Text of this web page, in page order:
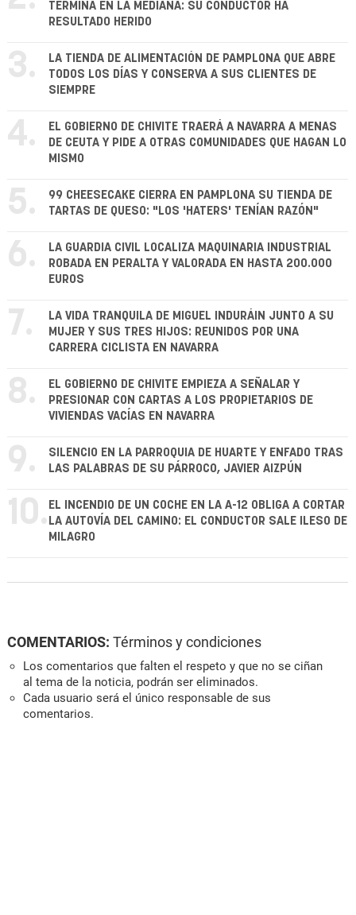
TERMINA EN LA MEDIANA: SU CONDUCTOR HA
RESULTADO HERIDO
3.
LA TIENDA DE ALIMENTACIÓN DE PAMPLONA QUE ABRE
TODOS LOS DÍAS Y CONSERVA A SUS CLIENTES DE
SIEMPRE
4.
EL GOBIERNO DE CHIVITE TRAERÁ A NAVARRA A MENAS
DE CEUTA Y PIDE A OTRAS COMUNIDADES QUE HAGAN LO
MISMO
5.
99 CHEESECAKE CIERRA EN PAMPLONA SU TIENDA DE
TARTAS DE QUESO: "LOS 'HATERS' TENÍAN RAZÓN"
6.
LA GUARDIA CIVIL LOCALIZA MAQUINARIA INDUSTRIAL
ROBADA EN PERALTA Y VALORADA EN HASTA 200.000
EUROS
7.
LA VIDA TRANQUILA DE MIGUEL INDURÁIN JUNTO A SU
MUJER Y SUS TRES HIJOS: REUNIDOS POR UNA
CARRERA CICLISTA EN NAVARRA
8.
EL GOBIERNO DE CHIVITE EMPIEZA A SEÑALAR Y
PRESIONAR CON CARTAS A LOS PROPIETARIOS DE
VIVIENDAS VACÍAS EN NAVARRA
9.
SILENCIO EN LA PARROQUIA DE HUARTE Y ENFADO TRAS
LAS PALABRAS DE SU PÁRROCO, JAVIER AIZPÚN
10. EL INCENDIO DE UN COCHE EN LA A-12 OBLIGA A CORTAR
LA AUTOVÍA DEL CAMINO: EL CONDUCTOR SALE ILESO DE
MILAGRO
COMENTARIOS: Términos y condiciones
Los comentarios que falten el respeto y que no se ciñan
al tema de la noticia, podrán ser eliminados.
Cada usuario será el único responsable de sus
comentarios.